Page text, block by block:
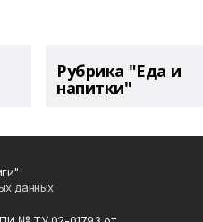
Рубрика "Еда и
напитки"
данных